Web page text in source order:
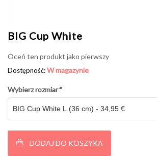
BIG Cup White
Oceń ten produkt jako pierwszy
Dostępność:W magazynie
Wybierz rozmiar*
DODAJ DO KOSZYKA